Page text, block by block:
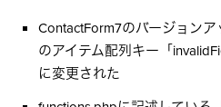
ContactForm7のバージョン
のアイテム配列キー「
に変更された